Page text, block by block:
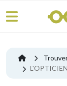
L'OPTICIEN